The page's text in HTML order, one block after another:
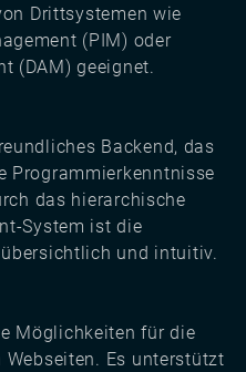
Drittsystemen wie
(PIM) oder
(DAM) geeignet.
Backend, das
Programmierkenntnisse
das hierarchische
System ist die
und intuitiv.
Möglichkeiten für die
Es unterstützt